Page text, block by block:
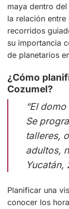
maya dentro
la relación
recorridos
su importancia
de planetarios
¿Cómo
Cozumel?
“El
Se
talleres,
adultos,
Yucatán,
Planificar una
conocer los